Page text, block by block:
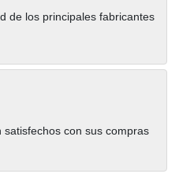
de los principales fabricantes
con sus compras